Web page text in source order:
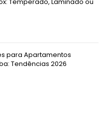
Temperado, Laminado ou
para Apartamentos
Tendências 2026